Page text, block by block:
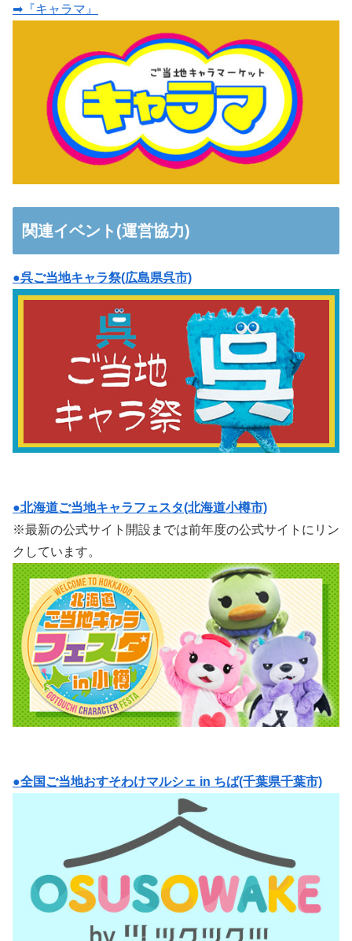
➡『キャラマ』
関連イベント(運営協力)
●呉ご当地キャラ祭(広島県呉市)
●北海道ご当地キャラフェスタ(北海道小樽市)
※最新の公式サイト開設までは前年度の公式サイトにリン
クしています。
●全国ご当地おすそわけマルシェ in ちば(千葉県千葉市)